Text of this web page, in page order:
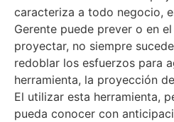
caracteriza a todo negocio,
Gerente puede prever o en
proyectar, no siempre
redoblar los esfuerzos para
herramienta, la proyección
El utilizar esta herramienta,
pueda conocer con